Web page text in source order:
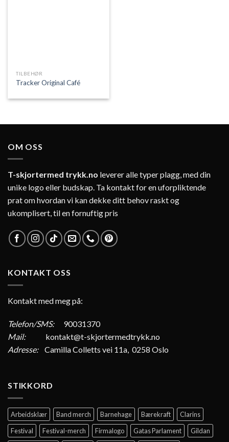
TILBEHØR
Tracker Original Café
OM OSS
T-skjortermed trykk.no leverer alle typer plagg, med din
unike logo eller budskap. Ta kontakt for en uforpliktende
prat om hvordan vi kan dekke ditt behov raskt og
ukomplisert, til en fornuftig pris
KONTAKT OSS
Kontakt med meg på:
Telefon/SMS:
90031370
Mail:
kontakt@t-skjortermedtrykk.no
Adresse: Camilla Colletts vei 11a, 0258 Oslo
STIKKORD
Arbeidsklær Band merch Barnehage Bærekraft
Clarins
Festival
Festival-merch Firmalogo Gatas Parlament Gildan